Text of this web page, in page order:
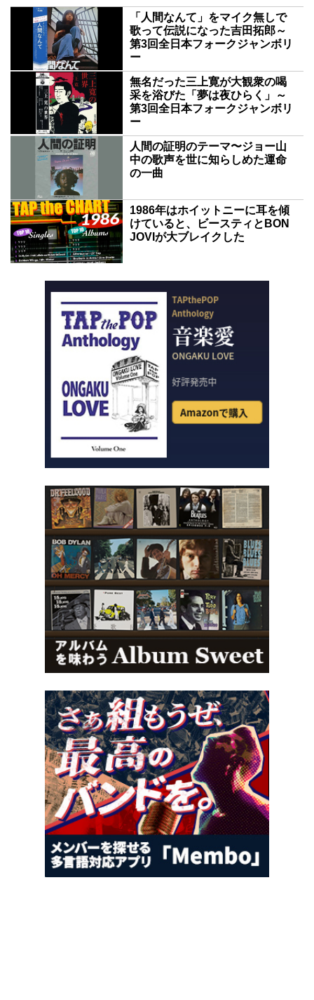
「人間なんて」をマイク無しで
歌って伝説になった吉田拓郎～
第3回全日本フォークジャンボリ
ー
無名だった三上寛が大観衆の喝
采を浴びた「夢は夜ひらく」～
第3回全日本フォークジャンボリ
ー
人間の証明のテーマ〜ジョー山
中の歌声を世に知らしめた運命
の一曲
1986年はホイットニーに耳を傾
けていると、ビースティとBON
JOVIが大ブレイクした